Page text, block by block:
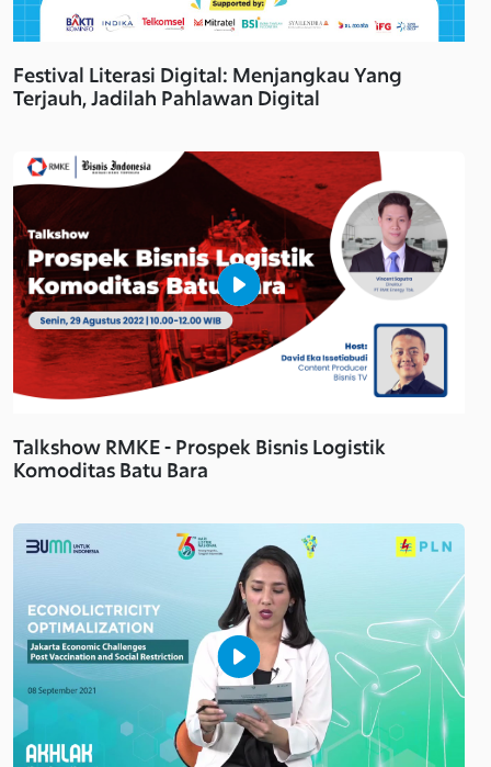
Festival Literasi Digital: Menjangkau Yang
Terjauh, Jadilah Pahlawan Digital
Talkshow RMKE - Prospek Bisnis Logistik
Komoditas Batu Bara